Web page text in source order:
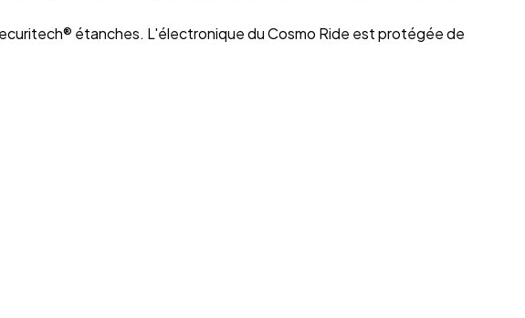
étanches. L'électronique du Cosmo Ride est protégée de